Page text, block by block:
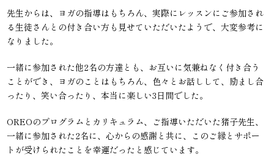
先生からは、ヨガの指導はもちろん、実際にレッスンにご参加され
る生徒さんとの付き合い方も見せていただいたようで、大変参考に
なりました。
一緒に参加された他2名の方達とも、お互いに気兼ねなく付き合う
ことができ、ヨガのことはもちろん、色々とお話しして、励まし合
ったり、笑い合ったり、本当に楽しい3日間でした。
OREOのプログラムとカリキュラム、ご指導いただいた猪子先生、
一緒に参加された2名に、心からの感謝と共に、このご縁とサポー
トが受けられたことを幸運だったと感じています。